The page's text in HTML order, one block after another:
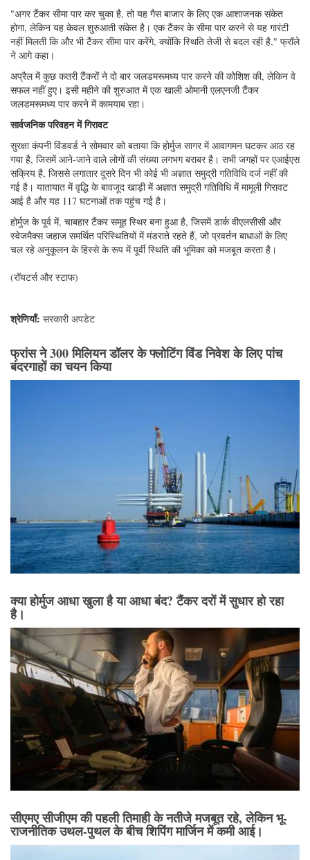
"अगर टैंकर सीमा पार कर चुका है, तो यह गैस बाजार के लिए एक आशाजनक संकेत
होगा, लेकिन यह केवल शुरुआती संकेत है। एक टैंकर के सीमा पार करने से यह गारंटी
नहीं मिलती कि और भी टैंकर सीमा पार करेंगे, क्योंकि स्थिति तेजी से बदल रही है," फ्रॉले
ने आगे कहा।
अप्रैल में कुछ कतरी टैंकरों ने दो बार जलडमरूमध्य पार करने की कोशिश की, लेकिन वे
सफल नहीं हुए। इसी महीने की शुरुआत में एक खाली ओमानी एलएनजी टैंकर
जलडमरूमध्य पार करने में कामयाब रहा।
सार्वजनिक परिवहन में गिरावट
सुरक्षा कंपनी विंडवर्ड ने सोमवार को बताया कि होर्मुज सागर में आवागमन घटकर आठ रह
गया है, जिसमें आने-जाने वाले लोगों की संख्या लगभग बराबर है। सभी जगहों पर एआईएस
सक्रिय है, जिससे लगातार दूसरे दिन भी कोई भी अज्ञात समुद्री गतिविधि दर्ज नहीं की
गई है। यातायात में वृद्धि के बावजूद खाड़ी में अज्ञात समुद्री गतिविधि में मामूली गिरावट
आई है और यह 117 घटनाओं तक पहुंच गई है।
होर्मुज के पूर्व में, चाबहार टैंकर समूह स्थिर बना हुआ है, जिसमें डार्क वीएलसीसी और
स्वेजमैक्स जहाज समर्थित परिस्थितियों में मंडराते रहते हैं, जो प्रवर्तन बाधाओं के लिए
चल रहे अनुकूलन के हिस्से के रूप में पूर्वी स्थिति की भूमिका को मजबूत करता है।
(रॉयटर्स और स्टाफ)
श्रेणियाँ: सरकारी अपडेट
फ्रांस ने 300 मिलियन डॉलर के फ्लोटिंग विंड निवेश के लिए पांच
बंदरगाहों का चयन किया
क्या होर्मुज आधा खुला है या आधा बंद? टैंकर दरों में सुधार हो रहा
है।
सीएमए सीजीएम की पहली तिमाही के नतीजे मजबूत रहे, लेकिन भू-
राजनीतिक उथल-पुथल के बीच शिपिंग मार्जिन में कमी आई।